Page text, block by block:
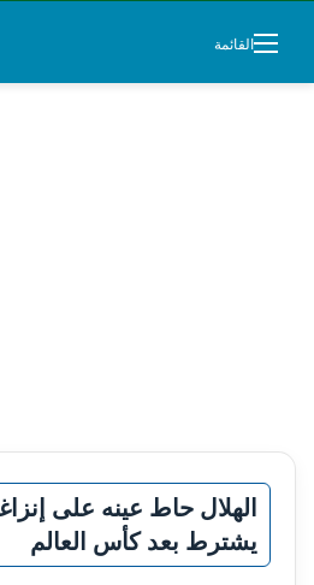
القائمة
الهلال حاط عينه على
يشترط بعد كأس العالم